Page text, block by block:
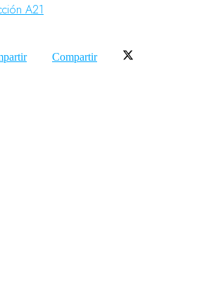
A21
Compartir